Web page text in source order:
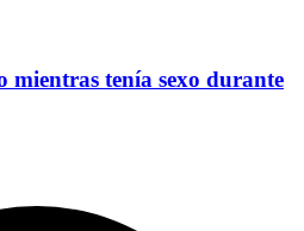
tenía sexo durante